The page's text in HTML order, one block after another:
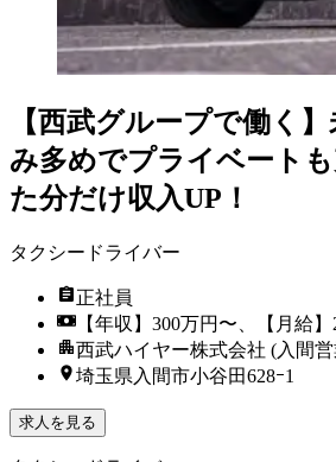
【西武グループで働く
み多めでプライベート
た分だけ収入UP！
タクシードライバー
正社員
【年収】300万円〜、【月給
西武ハイヤー株式会社 (入間
埼玉県入間市小谷田628ｰ1
求人を見る